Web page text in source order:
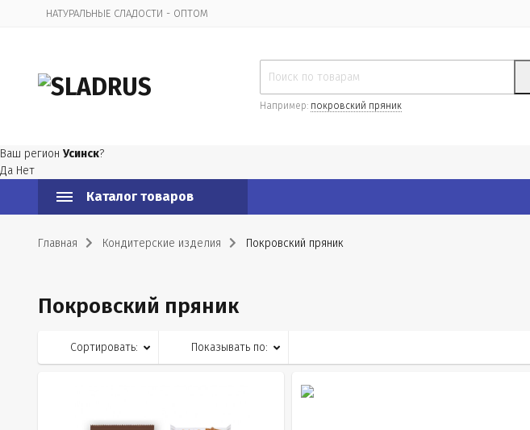
НАТУРАЛЬНЫЕ СЛАДОСТИ - ОПТОМ
Например: покровский пряник
Ваш регион Усинск?
Да Нет
Каталог товаров
Главная Кондитерские изделия Покровский пряник
Покровский пряник
Сортировать: Показывать по: